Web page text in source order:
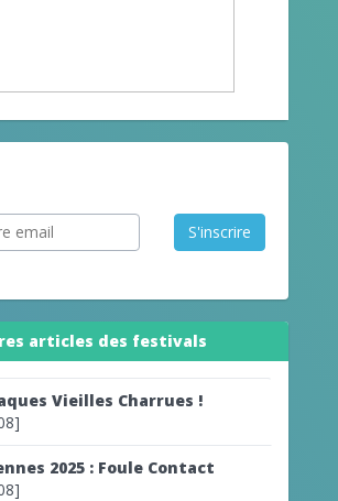
S'inscrire
articles des festivals
Vieilles Charrues !
2025 : Foule Contact